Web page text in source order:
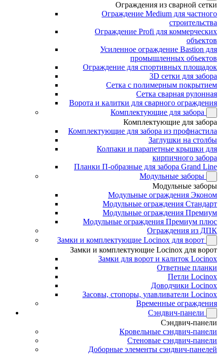
Ограждения из сварной сетки
Ограждение Medium для частного
строительства
Ограждение Profi для коммерческих
объектов
Усиленное ограждение Bastion для
промышленных объектов
Ограждение для спортивных площадок
3D сетки для забора
Сетка с полимерным покрытием
Сетка сварная рулонная
Ворота и калитки для сварного ограждения
Комплектующие для забора
Комплектующие для забора
Комплектующие для забора из профнастила
Заглушки на столбы
Колпаки и парапетные крышки для
кирпичного забора
Планки П-образные для забора Grand Line
Модульные заборы
Модульные заборы
Модульные ограждения Эконом
Модульные ограждения Стандарт
Модульные ограждения Премиум
Модульные ограждения Премиум плюс
Ограждения из ДПК
Замки и комплектующие Locinox для ворот
Замки и комплектующие Locinox для ворот
Замки для ворот и калиток Locinox
Ответные планки
Петли Locinox
Доводчики Locinox
Засовы, стопоры, улавливатели Locinox
Временные ограждения
Сэндвич-панели
Сэндвич-панели
Кровельные сэндвич-панели
Стеновые сэндвич-панели
Доборные элементы сэндвич-панелей